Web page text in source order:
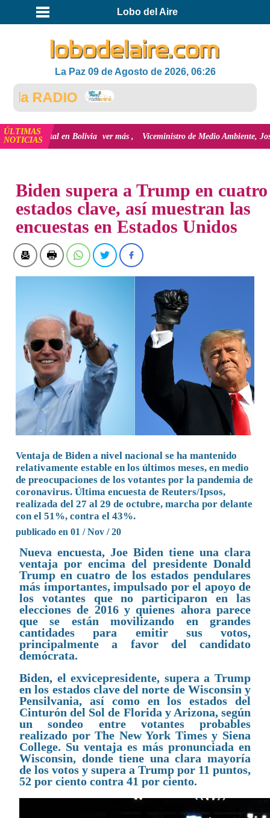
Lobo del Aire
La Paz 09 de Agosto de 2026, 06:26
ÚLTIMAS
NOTICIAS
en Bolivia ver más Viceministro de Medio Ambiente, José Ernesto
Biden supera a Trump en cuatro
estados clave, así muestran las
encuestas en Estados Unidos
Ventaja de Biden a nivel nacional se ha mantenido
relativamente estable en los últimos meses, en medio
de preocupaciones de los votantes por la pandemia de
coronavirus. Última encuesta de Reuters/Ipsos,
realizada del 27 al 29 de octubre, marcha por delante
con el 51%, contra el 43%.
publicado en 01 / Nov / 20
Nueva encuesta, Joe Biden tiene una clara
ventaja por encima del presidente Donald
Trump en cuatro de los estados pendulares
más importantes, impulsado por el apoyo de
los votantes que no participaron en las
elecciones de 2016 y quienes ahora parece
que se están movilizando en grandes
cantidades para emitir sus votos,
principalmente a favor del candidato
demócrata.
Biden, el exvicepresidente, supera a Trump
en los estados clave del norte de Wisconsin y
Pensilvania, así como en los estados del
Cinturón del Sol de Florida y Arizona, según
un sondeo entre votantes probables
realizado por The New York Times y Siena
College. Su ventaja es más pronunciada en
Wisconsin, donde tiene una clara mayoría
de los votos y supera a Trump por 11 puntos,
52 por ciento contra 41 por ciento.